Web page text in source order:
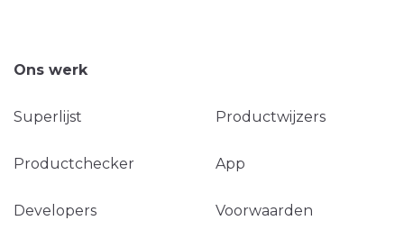
Ons werk
Superlijst Productwijzers
Productchecker App
Developers Voorwaarden